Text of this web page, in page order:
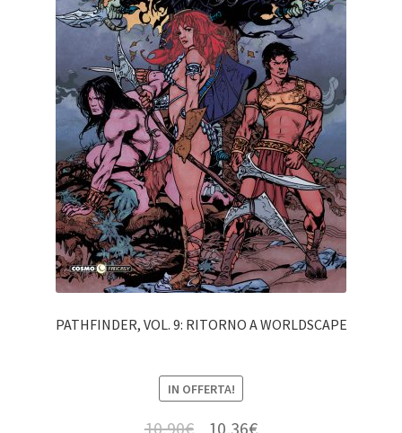
PATHFINDER, VOL. 9: RITORNO A WORLDSCAPE
IN OFFERTA!
10,90€ 10,36€